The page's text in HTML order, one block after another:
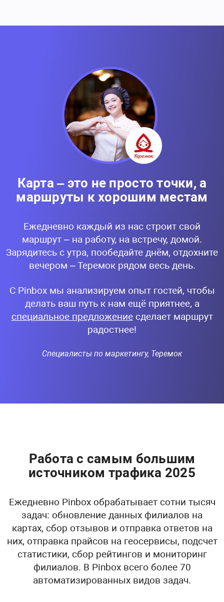
Карта – это не просто точки, а
маршруты к хорошим местам
Ежедневно каждый из нас строит свой
маршрут – на работу, на встречу, домой.
Зарядитесь с утра, пообедайте днём, отдохните
вечером – Теремок рядом весь день.
С Pinbox мы анализируем опыт гостей, чтобы
делать ваш путь к нам ещё приятнее, а
специальное предложениесделает маршрут
радостнее!
Специалисты по маркетингу, Теремок
Работа с самым большим
источником трафика 2025
Ежедневно Pinbox обрабатывает сотни тысяч
задач: обновление данных филиалов на
картах, сбор отзывов и отправка ответов на
них, отправка прайсов на геосервисы, подсчет
статистики, сбор рейтингов и мониторинг
филиалов. В Pinbox всего более 70
автоматизированных видов задач.